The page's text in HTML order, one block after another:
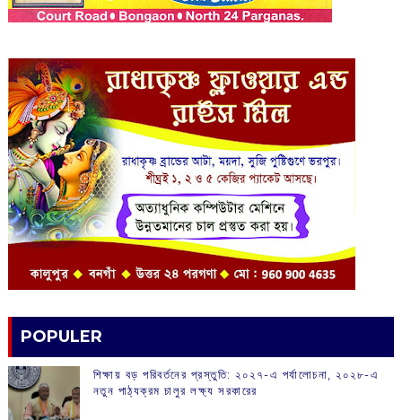
POPULER
শিক্ষায় বড় পরিবর্তনের প্রস্তুতি: ২০২৭-এ পর্যালোচনা, ২০২৮-এ
নতুন পাঠ্যক্রম চালুর লক্ষ্য সরকারের